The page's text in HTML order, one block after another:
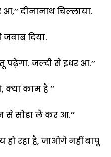
दीनानाथ चिल्लाया.
जवाब दिया.
पढ़ेगा. जल्दी से इधर आ.’’
क्या काम है ’’
से सोडा ले कर आ.’’
रहा है, जाओगे नहीं बापू